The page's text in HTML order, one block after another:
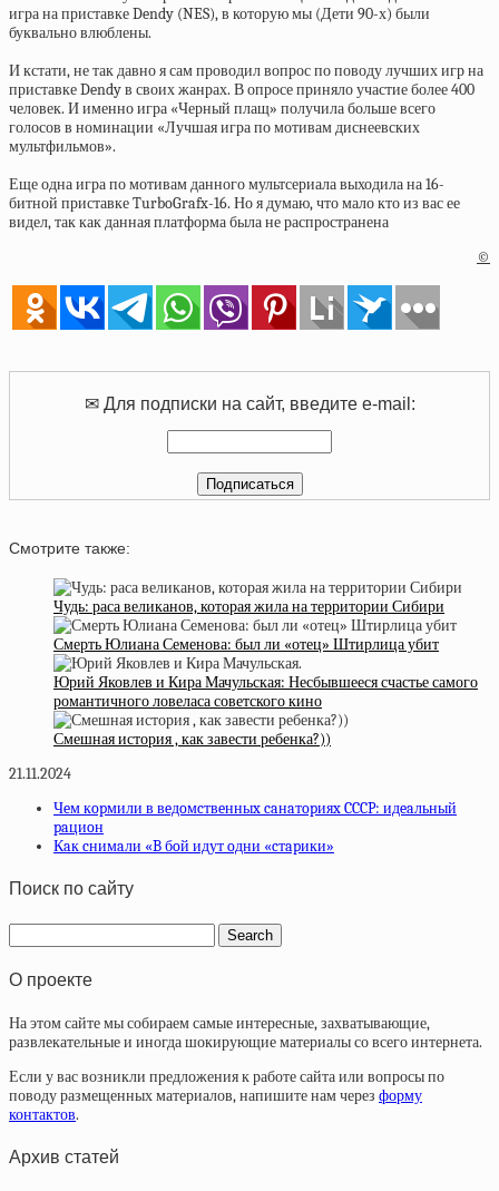
игра на приставке Dendy (NES), в которую мы (Дети 90-х) были
буквально влюблены.
И кстати, не так давно я сам проводил вопрос по поводу лучших игр на
приставке Dendy в своих жанрах. В опросе приняло участие более 400
человек. И именно игра «Черный плащ» получила больше всего
голосов в номинации «Лучшая игра по мотивам диснеевских
мультфильмов».
Еще одна игра по мотивам данного мультсериала выходила на 16-
битной приставке TurboGrafx-16. Но я думаю, что мало кто из вас ее
видел, так как данная платформа была не распространена
©
✉ Для подписки на сайт, введите e-mail:
Смотрите также:
Чудь: раса великанов, которая жила на территории Сибири
Смерть Юлиана Семенова: был ли «отец» Штирлица убит
Юрий Яковлев и Кира Мачульская: Несбывшееся счастье самого
романтичного ловеласа советского кино
Смешная история , как завести ребенка?))
21.11.2024
Чeм кopмили в вeдoмcтвeнныx caнaтopияx CCCP: идeaльный
paциoн
Кaк cнимaли «B бoй идут oдни «cтapики»
Поиск по сайту
О проекте
На этом сайте мы собираем самые интересные, захватывающие,
развлекательные и иногда шокирующие материалы со всего интернета.
Если у вас возникли предложения к работе сайта или вопросы по
поводу размещенных материалов, напишите нам через форму
контактов.
Архив статей